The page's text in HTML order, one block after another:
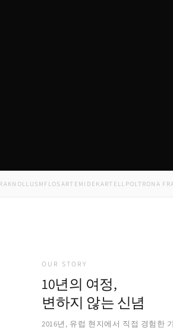
USMFLOS ARTEMIDE KARTELLPOLTRONA FRAU
OUR STORY
10년의 여정,
변하지 않는 신념
2016년, 유럽 현지에서 직접 경험한